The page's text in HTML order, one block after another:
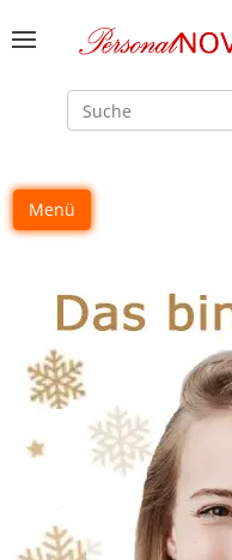
Suche
Menü